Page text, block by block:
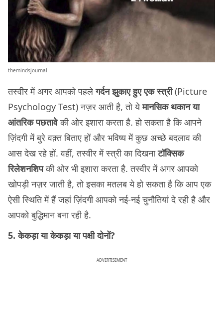
themindsjournal
तस्वीर में अगर आपको पहलेगर्दन झुकाए हुए एक स्त्री(Picture
Psychology Test) नज़र आती है, तो येमानसिक थकान या
आंतरिक पछतावेकी ओर इशारा करता है. हो सकता है कि आपने
ज़िंदगी में बुरे वक़्त बिताए हों और भविष्य में कुछ अच्छे बदलाव की
आस देख रहे हों. वहीं, तस्वीर में स्त्री का दिखनाटॉक्सिक
रिलेशनशिपकी ओर भी इशारा करता है. तस्वीर में अगर आपको
खोपड़ी नज़र जाती है, तो इसका मतलब ये हो सकता है कि आप एक
ऐसी स्थिति में हैं जहां ज़िंदगी आपको नई-नई चुनौतियां दे रही है और
आपको बुद्धिमान बना रही है.
5. केकड़ा या केकड़ा या पक्षी दोनों?
ADVERTISEMENT